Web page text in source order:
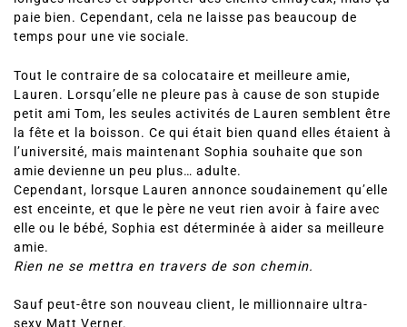
paie bien. Cependant, cela ne laisse pas beaucoup de
temps pour une vie sociale.
Tout le contraire de sa colocataire et meilleure amie,
Lauren. Lorsqu’elle ne pleure pas à cause de son stupide
petit ami Tom, les seules activités de Lauren semblent être
la fête et la boisson. Ce qui était bien quand elles étaient à
l’université, mais maintenant Sophia souhaite que son
amie devienne un peu plus… adulte.
Cependant, lorsque Lauren annonce soudainement qu’elle
est enceinte, et que le père ne veut rien avoir à faire avec
elle ou le bébé, Sophia est déterminée à aider sa meilleure
amie.
Rien ne se mettra en travers de son chemin.
Sauf peut-être son nouveau client, le millionnaire ultra-
sexy Matt Verner.